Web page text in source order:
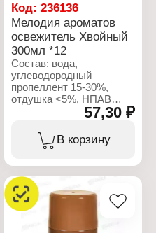
Код:236136
Мелодия ароматов
освежитель Хвойный
300мл *12
Состав: вода,
углеводородный
пропеллент 15-30%,
отдушка <5%, НПАВ
<5%, консерванты <5%,
пропиленгликоль <5%,
гексилциннамаль,
линалоол
Производитель: Сибиар
Бренд: Мелодия
ароматов
Тип товара: Освежитель
воздуха
57,30 ₽
В корзину